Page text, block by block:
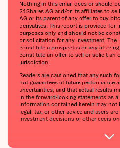
Nothing in this email does or should
21Shares AG and/or its affiliates to
AG or its parent of any offer to buy
derivatives. This report is provided for
purposes only and should not be
or solicitation for any investment. The
constitute a prospectus or any
constitute an offer to sell or solicit an
jurisdiction.
Readers are cautioned that any such
not guarantees of future performance
uncertainties, and that actual results
in the forward-looking statements as
information contained herein may not
legal, tax, or other advice and users
investment decisions or other